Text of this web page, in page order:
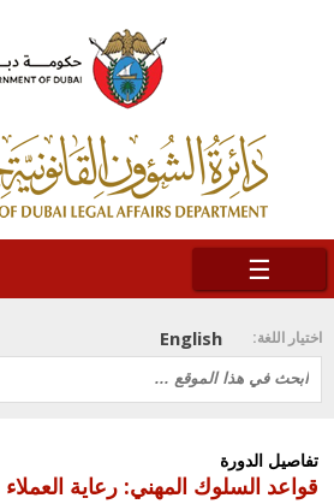
☰
اختيار اللغة: English
تفاصيل الدورة
قواعد السلوك المهني: رعاية